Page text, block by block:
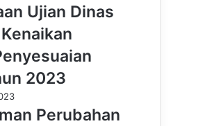
Ujian Dinas
2023
Perubahan